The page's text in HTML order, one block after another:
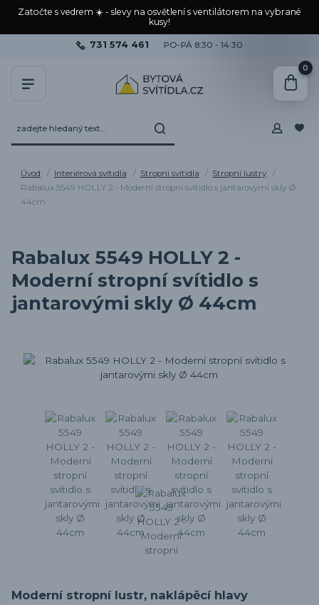
Zatočte s vedrem ☀️ - slevy na osvětlení s ventilátorem na vybrané
kusy!
731 574 461 PO-PÁ 8:30 - 14:30
0
Úvod Interiérová svítidla Stropní svítidla
Stropní lustry
Rabalux 5549 HOLLY 2 - Moderní stropní svítidlo s jantarovými skly Ø
44cm
Rabalux 5549 HOLLY 2 -
Moderní stropní svítidlo s
jantarovými skly Ø 44cm
Moderní stropní lustr, naklápěcí hlavy